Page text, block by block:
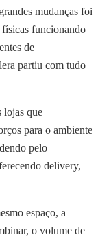
mudanças foi
funcionando
de
partiu com tudo
lojas que
para o ambiente
pelo
delivery,
espaço, a
o volume de